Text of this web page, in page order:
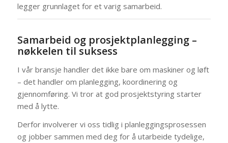
legger grunnlaget for et varig samarbeid.
Samarbeid og prosjektplanlegging –
nøkkelen til suksess
I vår bransje handler det ikke bare om maskiner og løft
– det handler om planlegging, koordinering og
gjennomføring. Vi tror at god prosjektstyring starter
med å lytte.
Derfor involverer vi oss tidlig i planleggingsprosessen
og jobber sammen med deg for å utarbeide tydelige,